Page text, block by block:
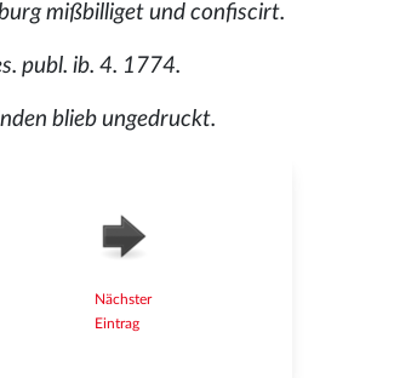
mißbilliget und confiscirt.
publ. ib. 4. 1774.
blieb ungedruckt.
Nächster
Eintrag